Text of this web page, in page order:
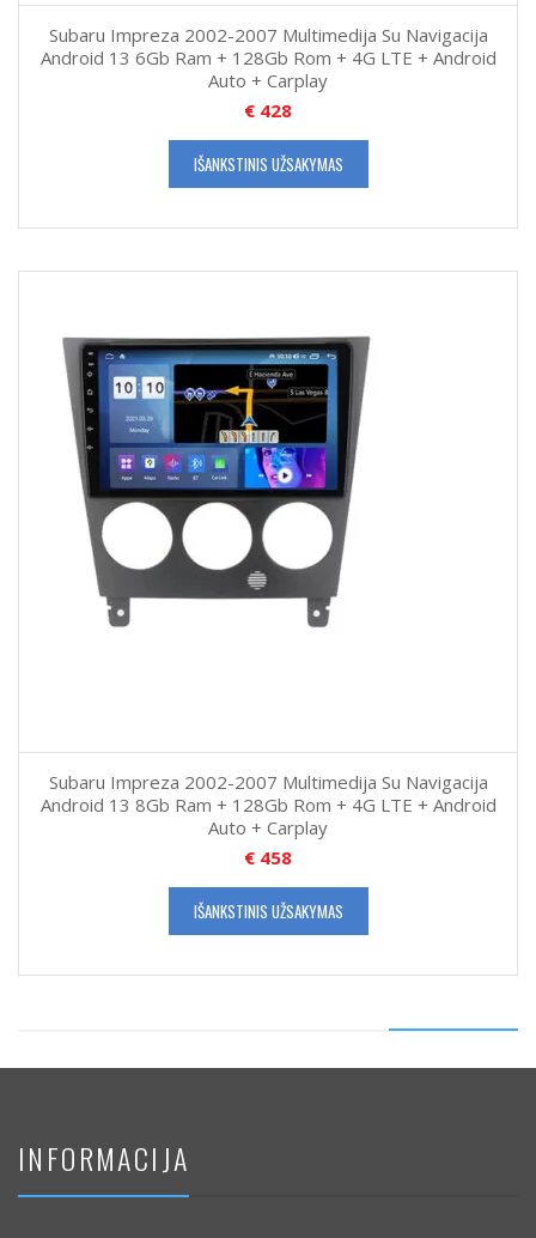
Subaru Impreza 2002-2007 Multimedija Su Navigacija
Android 13 6Gb Ram + 128Gb Rom + 4G LTE + Android
Auto + Carplay
€ 428
IŠANKSTINIS UŽSAKYMAS
Subaru Impreza 2002-2007 Multimedija Su Navigacija
Android 13 8Gb Ram + 128Gb Rom + 4G LTE + Android
Auto + Carplay
€ 458
IŠANKSTINIS UŽSAKYMAS
INFORMACIJA